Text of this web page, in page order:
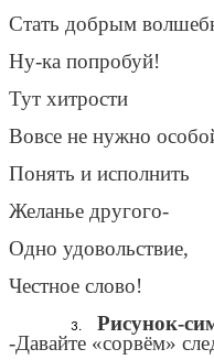
Стать добрым
Ну-ка попробуй!
Тут хитрости
Вовсе не нужно
Понять и исполнить
Желанье другого-
Одно удовольствие,
Честное слово!
Рисунок-
-Давайте «сорвём»